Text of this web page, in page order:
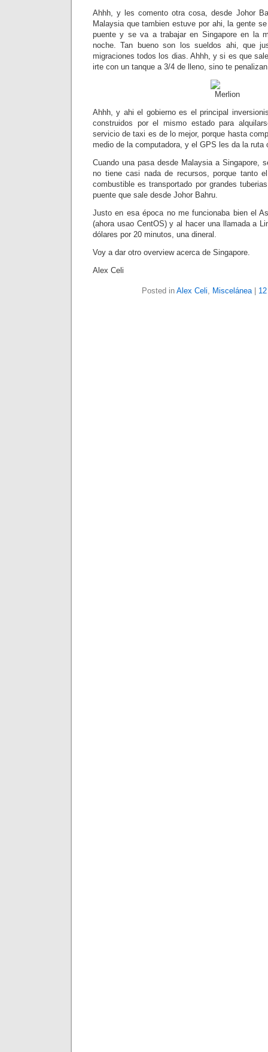
Ahhh, y les comento otra cosa, desde Johor
Malaysia que tambien estuve por ahi, la gente
puente y se va a trabajar en Singapore en la
noche. Tan bueno son los sueldos ahi, que
migraciones todos los dias. Ahhh, y si es que
irte con un tanque a 3/4 de lleno, sino te
Ahhh, y ahi el gobierno es el principal
construidos por el mismo estado para
servicio de taxi es de lo mejor, porque hasta
medio de la computadora, y el GPS les da la ruta
Cuando una pasa desde Malaysia a Singapore,
no tiene casi nada de recursos, porque tanto
combustible es transportado por grandes
puente que sale desde Johor Bahru.
Justo en esa época no me funcionaba bien el
(ahora usao CentOS) y al hacer una llamada a
dólares por 20 minutos, una dineral.
Voy a dar otro overview acerca de Singapore.
Alex Celi
Posted in Alex Celi, Miscelánea|